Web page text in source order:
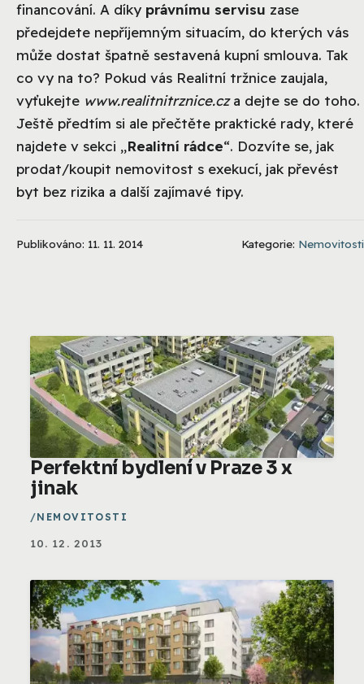
financování. A díky právnímu servisu zase
předejdete nepříjemným situacím, do kterých vás
může dostat špatně sestavená kupní smlouva. Tak
co vy na to? Pokud vás Realitní tržnice zaujala,
vyťukejte www.realitnitrznice.cza dejte se do toho.
Ještě předtím si ale přečtěte praktické rady, které
najdete v sekci „Realitní rádce“. Dozvíte se, jak
prodat/koupit nemovitost s exekucí, jak převést
byt bez rizika a další zajímavé tipy.
Publikováno: 11. 11. 2014 Kategorie: Nemovitosti
Perfektní bydlení v Praze 3 x
jinak
NEMOVITOSTI
10. 12. 2013